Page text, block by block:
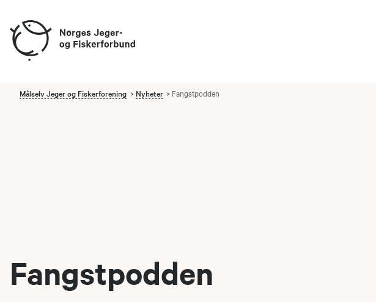
Målselv Jeger og Fiskerforening Nyheter Fangstpodden
Fangstpodden